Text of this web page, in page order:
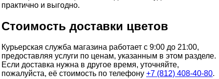
практично и выгодно.
Стоимость доставки цветов
Курьерская служба магазина работает с 9:00 до 21:00,
предоставляя услуги по ценам, указанным в этом разделе.
Если доставка нужна в другое время, уточняйте,
пожалуйста, её стоимость по телефону +7 (812) 408-40-80.